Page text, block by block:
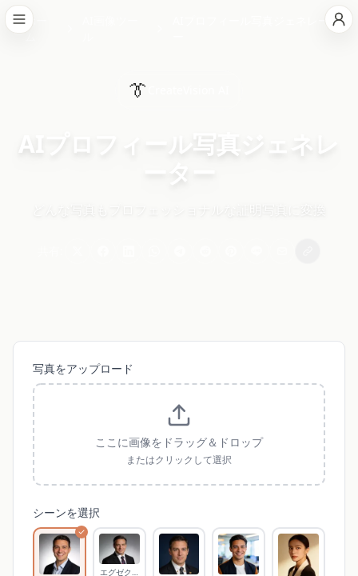
ホー
ム
AIプロフィール写真ジェネレータ
👔
AIプロフィール写真ジェネレ
ーター
どんな写真もプロフェッショナルな証明写真に変換
写真をアップロード
ここに画像をドラッグ＆ドロップ
またはクリックして選択
シーンを選択
エグゼクティブ